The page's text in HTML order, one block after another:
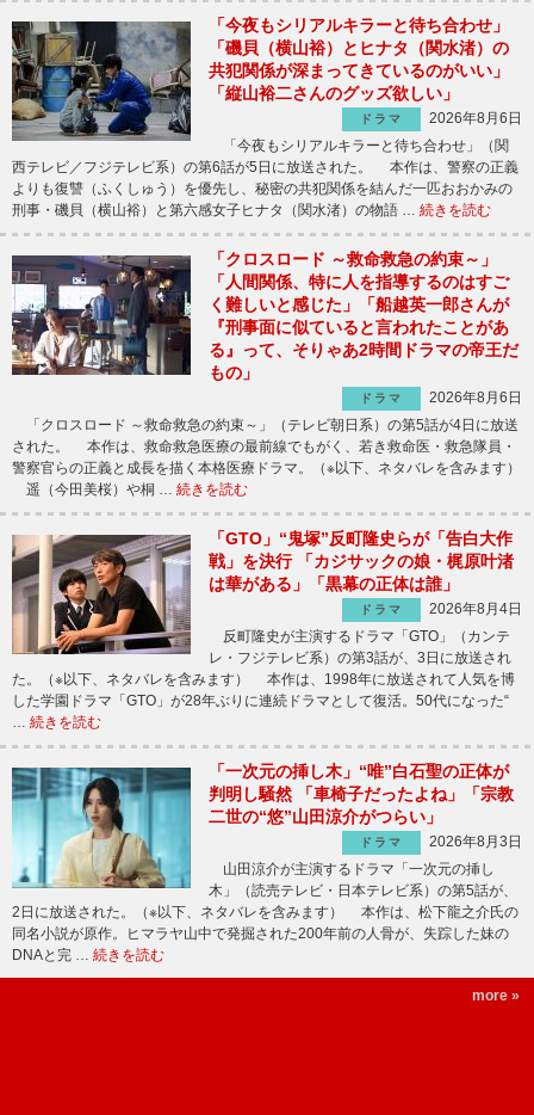
「今夜もシリアルキラーと待ち合わせ」
「磯貝（横山裕）とヒナタ（関水渚）の
共犯関係が深まってきているのがいい」
「縦山裕二さんのグッズ欲しい」
ドラマ
2026年8月6日
「今夜もシリアルキラーと待ち合わせ」（関
西テレビ／フジテレビ系）の第6話が5日に放送された。 本作は、警察の正義
よりも復讐（ふくしゅう）を優先し、秘密の共犯関係を結んだ一匹おおかみの
刑事・磯貝（横山裕）と第六感女子ヒナタ（関水渚）の物語 … 続きを読む
「クロスロード ～救命救急の約束～」
「人間関係、特に人を指導するのはすご
く難しいと感じた」「船越英一郎さんが
『刑事面に似ていると言われたことがあ
る』って、そりゃあ2時間ドラマの帝王だ
もの」
ドラマ
2026年8月6日
「クロスロード ～救命救急の約束～」（テレビ朝日系）の第5話が4日に放送
された。 本作は、救命救急医療の最前線でもがく、若き救命医・救急隊員・
警察官らの正義と成長を描く本格医療ドラマ。（※以下、ネタバレを含みます）
遥（今田美桜）や桐 … 続きを読む
「GTO」“鬼塚”反町隆史らが「告白大作
戦」を決行 「カジサックの娘・梶原叶渚
は華がある」「黒幕の正体は誰」
ドラマ
2026年8月4日
反町隆史が主演するドラマ「GTO」（カンテ
レ・フジテレビ系）の第3話が、3日に放送され
た。（※以下、ネタバレを含みます） 本作は、1998年に放送されて人気を博
した学園ドラマ「GTO」が28年ぶりに連続ドラマとして復活。50代になった“
… 続きを読む
「一次元の挿し木」“唯”白石聖の正体が
判明し騒然 「車椅子だったよね」「宗教
二世の“悠”山田涼介がつらい」
ドラマ
2026年8月3日
山田涼介が主演するドラマ「一次元の挿し
木」（読売テレビ・日本テレビ系）の第5話が、
2日に放送された。（※以下、ネタバレを含みます） 本作は、松下龍之介氏の
同名小説が原作。ヒマラヤ山中で発掘された200年前の人骨が、失踪した妹の
DNAと完 … 続きを読む
more »